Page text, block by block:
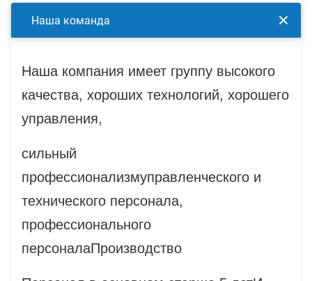
Наша команда
Наша компания имеет группу высокого
качества, хороших технологий, хорошего
управления,
сильный
профессионализмуправленческого и
технического персонала,
профессионального
персоналаПроизводство